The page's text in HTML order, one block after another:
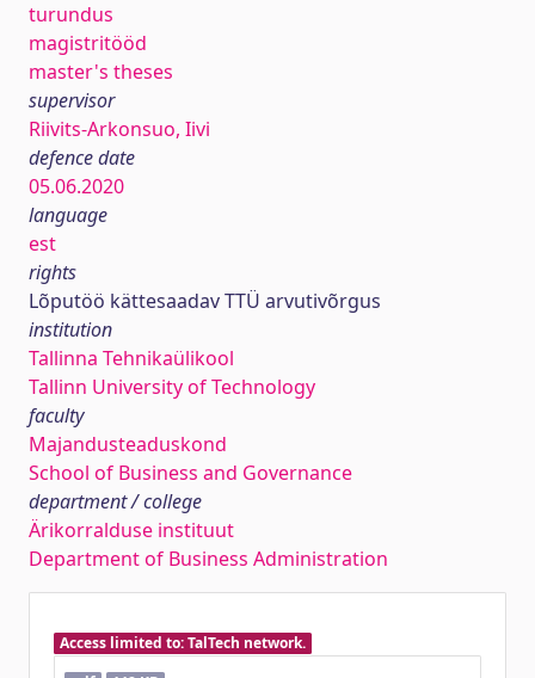
turundus
magistritööd
master's theses
supervisor
Riivits-Arkonsuo, Iivi
defence date
05.06.2020
language
est
rights
Lõputöö kättesaadav TTÜ arvutivõrgus
institution
Tallinna Tehnikaülikool
Tallinn University of Technology
faculty
Majandusteaduskond
School of Business and Governance
department / college
Ärikorralduse instituut
Department of Business Administration
Access limited to: TalTech network.